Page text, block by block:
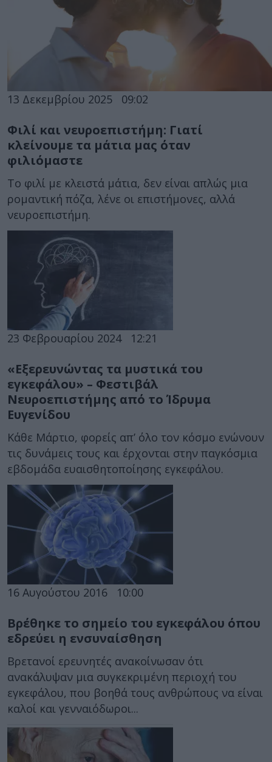
13 Δεκεμβρίου 2025 09:02
Φιλί και νευροεπιστήμη: Γιατί
κλείνουμε τα μάτια μας όταν
φιλιόμαστε
Το φιλί με κλειστά μάτια, δεν είναι απλώς μια
ρομαντική πόζα, λένε οι επιστήμονες, αλλά
νευροεπιστήμη.
23 Φεβρουαρίου 2024 12:21
«Εξερευνώντας τα μυστικά του
εγκεφάλου» – Φεστιβάλ
Νευροεπιστήμης από το Ίδρυμα
Ευγενίδου
Κάθε Μάρτιο, φορείς απ’ όλο τον κόσμο ενώνουν
τις δυνάμεις τους και έρχονται στην παγκόσμια
εβδομάδα ευαισθητοποίησης εγκεφάλου.
16 Αυγούστου 2016 10:00
Βρέθηκε το σημείο του εγκεφάλου όπου
εδρεύει η ενσυναίσθηση
Βρετανοί ερευνητές ανακοίνωσαν ότι
ανακάλυψαν μια συγκεκριμένη περιοχή του
εγκεφάλου, που βοηθά τους ανθρώπους να είναι
καλοί και γενναιόδωροι...